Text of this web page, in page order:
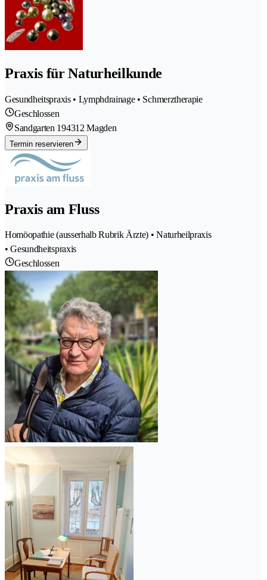
Praxis für Naturheilkunde
Gesundheitspraxis • Lymphdrainage • Schmerztherapie
Geschlossen
Sandgarten 194312 Magden
Termin reservieren
Praxis am Fluss
Homöopathie (ausserhalb Rubrik Ärzte) • Naturheilpraxis
• Gesundheitspraxis
Geschlossen